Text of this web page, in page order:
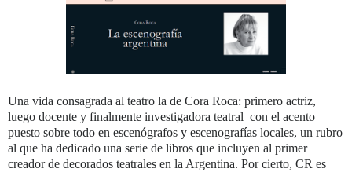
Una vida consagrada al teatro la de Cora Roca: primero actriz,
luego docente y finalmente investigadora teatral con el acento
puesto sobre todo en escenógrafos y escenografías locales, un rubro
al que ha dedicado una serie de libros que incluyen al primer
creador de decorados teatrales en la Argentina. Por cierto, CR es